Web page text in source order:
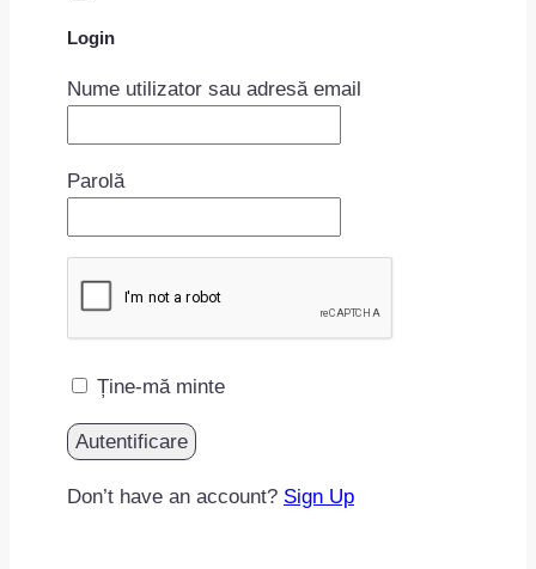
Login
Nume utilizator sau adresă email
Parolă
Ține-mă minte
Don’t have an account? Sign Up